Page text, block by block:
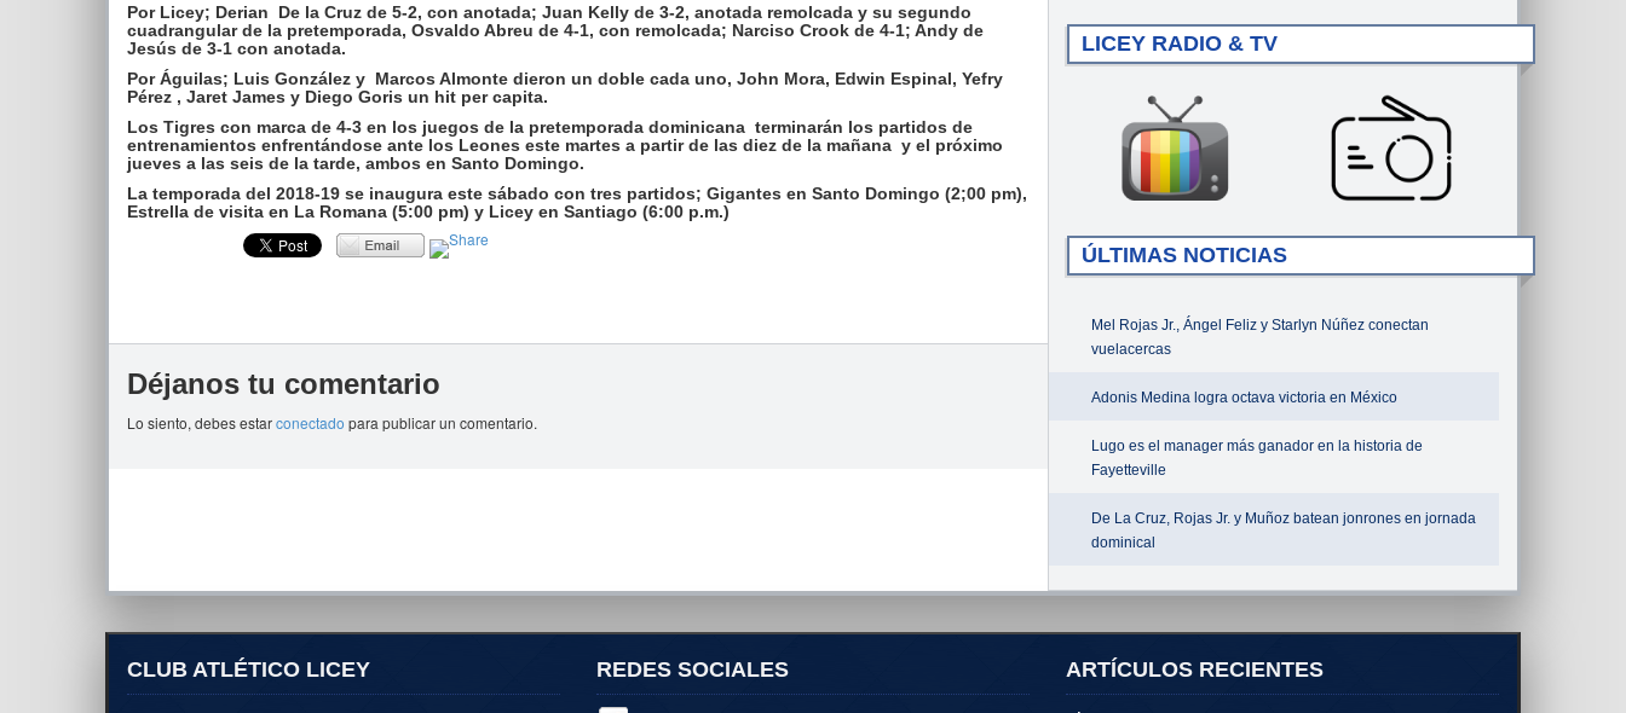
Por Licey; Derian De la Cruz de 5-2, con anotada; Juan Kelly de 3-2, anotada remolcada y su segundo
cuadrangular de la pretemporada, Osvaldo Abreu de 4-1, con remolcada; Narciso Crook de 4-1; Andy de
Jesús de 3-1 con anotada.
Por Águilas; Luis González y Marcos Almonte dieron un doble cada uno, John Mora, Edwin Espinal, Yefry
Pérez , Jaret James y Diego Goris un hit per capita.
Los Tigres con marca de 4-3 en los juegos de la pretemporada dominicana terminarán los partidos de
entrenamientos enfrentándose ante los Leones este martes a partir de las diez de la mañana y el próximo
jueves a las seis de la tarde, ambos en Santo Domingo.
La temporada del 2018-19 se inaugura este sábado con tres partidos; Gigantes en Santo Domingo (2;00 pm),
Estrella de visita en La Romana (5:00 pm) y Licey en Santiago (6:00 p.m.)
Déjanos tu comentario
Lo siento, debes estarconectado para publicar un comentario.
LICEY RADIO & TV
ÚLTIMAS NOTICIAS
Mel Rojas Jr., Ángel Feliz y Starlyn Núñez conectan
vuelacercas
Adonis Medina logra octava victoria en México
Lugo es el manager más ganador en la historia de
Fayetteville
De La Cruz, Rojas Jr. y Muñoz batean jonrones en jornada
dominical
CLUB ATLÉTICO LICEY REDES SOCIALES ARTÍCULOS RECIENTES